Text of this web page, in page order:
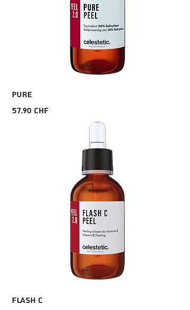
PURE
Prix
57.90 CHF
FLASH C